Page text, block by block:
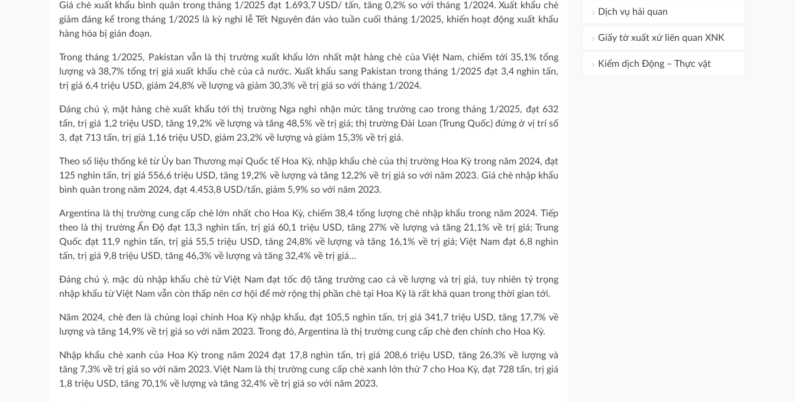
Giá chè xuất khẩu bình quân trong tháng 1/2025 đạt 1.693,7 USD/ tấn, tăng 0,2% so với tháng 1/2024. Xuất khẩu chè
giảm đáng kể trong tháng 1/2025 là kỳ nghỉ lễ Tết Nguyên đán vào tuần cuối tháng 1/2025, khiến hoạt động xuất khẩu
hàng hóa bị gián đoạn.
Trong tháng 1/2025, Pakistan vẫn là thị trường xuất khẩu lớn nhất mặt hàng chè của Việt Nam, chiếm tới 35,1% tổng
lượng và 38,7% tổng trị giá xuất khẩu chè của cả nước. Xuất khẩu sang Pakistan trong tháng 1/2025 đạt 3,4 nghìn tấn,
trị giá 6,4 triệu USD, giảm 24,8% về lượng và giảm 30,3% về trị giá so với tháng 1/2024.
Đáng chú ý, mặt hàng chè xuất khẩu tới thị trường Nga nghi nhận mức tăng trưởng cao trong tháng 1/2025, đạt 632
tấn, trị giá 1,2 triệu USD, tăng 19,2% về lượng và tăng 48,5% về trị giá; thị trường Đài Loan (Trung Quốc) đứng ở vị trí số
3, đạt 713 tấn, trị giá 1,16 triệu USD, giảm 23,2% về lượng và giảm 15,3% về trị giá.
Theo số liệu thống kê từ Ủy ban Thương mại Quốc tế Hoa Kỳ, nhập khẩu chè của thị trường Hoa Kỳ trong năm 2024, đạt
125 nghìn tấn, trị giá 556,6 triệu USD, tăng 19,2% về lượng và tăng 12,2% về trị giá so với năm 2023. Giá chè nhập khẩu
bình quân trong năm 2024, đạt 4.453,8 USD/tấn, giảm 5,9% so với năm 2023.
Argentina là thị trường cung cấp chè lớn nhất cho Hoa Kỳ, chiếm 38,4 tổng lượng chè nhập khẩu trong năm 2024. Tiếp
theo là thị trường Ấn Độ đạt 13,3 nghìn tấn, trị giá 60,1 triệu USD, tăng 27% về lượng và tăng 21,1% về trị giá; Trung
Quốc đạt 11,9 nghìn tấn, trị giá 55,5 triệu USD, tăng 24,8% về lượng và tăng 16,1% về trị giá; Việt Nam đạt 6,8 nghìn
tấn, trị giá 9,8 triệu USD, tăng 46,3% về lượng và tăng 32,4% về trị giá…
Đáng chú ý, mặc dù nhập khẩu chè từ Việt Nam đạt tốc độ tăng trưởng cao cả về lượng và trị giá, tuy nhiên tỷ trọng
nhập khẩu từ Việt Nam vẫn còn thấp nên cơ hội để mở rộng thị phần chè tại Hoa Kỳ là rất khả quan trong thời gian tới.
Năm 2024, chè đen là chủng loại chính Hoa Kỳ nhập khẩu, đạt 105,5 nghìn tấn, trị giá 341,7 triệu USD, tăng 17,7% về
lượng và tăng 14,9% về trị giá so với năm 2023. Trong đó, Argentina là thị trường cung cấp chè đen chính cho Hoa Kỳ.
Nhập khẩu chè xanh của Hoa Kỳ trong năm 2024 đạt 17,8 nghìn tấn, trị giá 208,6 triệu USD, tăng 26,3% về lượng và
tăng 7,3% về trị giá so với năm 2023. Việt Nam là thị trường cung cấp chè xanh lớn thứ 7 cho Hoa Kỳ, đạt 728 tấn, trị giá
1,8 triệu USD, tăng 70,1% về lượng và tăng 32,4% về trị giá so với năm 2023.
Dịch vụ hải quan
Giấy tờ xuất xứ liên quan XNK
Kiểm dịch Động – Thực vật